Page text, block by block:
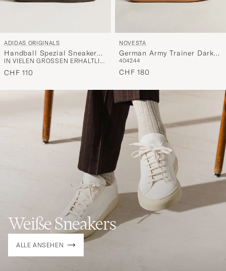
ADIDAS ORIGINALS
Handball Spezial Sneaker
Navy/Blue Sky
IN VIELEN GRÖSSEN ERHÄLTLICH
CHF 110
NOVESTA
German Army Trainer Dark
Brown
404244
CHF 180
Weiße Sneakers
ALLE ANSEHEN